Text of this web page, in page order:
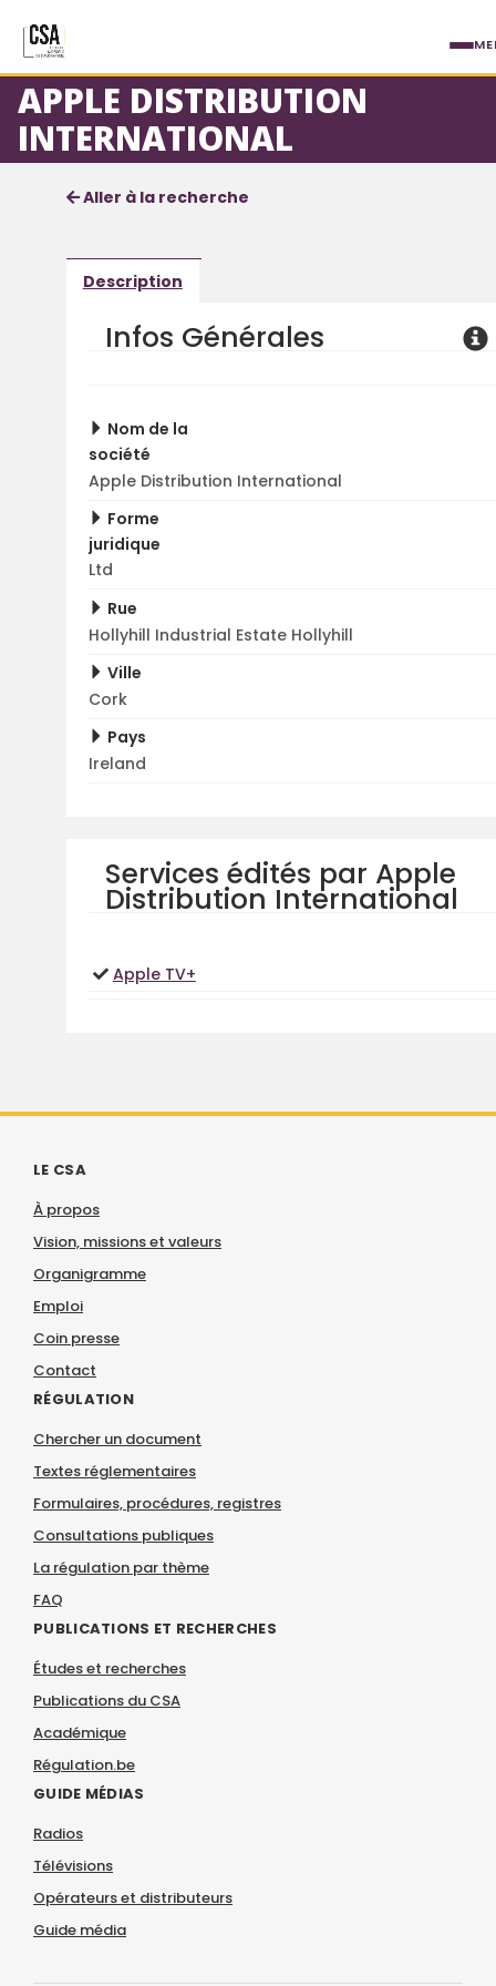
APPLE DISTRIBUTION
INTERNATIONAL
Fiche société
Informations détaillées
Aller à la recherche
Description
Infos Générales
Nom de la
société
Apple Distribution International
Forme
juridique
Ltd
Rue
Hollyhill Industrial Estate Hollyhill
Ville
Cork
Pays
Ireland
Services édités par Apple
Distribution International
Apple TV+
LE CSA
À propos
Vision, missions et valeurs
Organigramme
Emploi
Coin presse
Contact
RÉGULATION
Chercher un document
Textes réglementaires
Formulaires, procédures, registres
Consultations publiques
La régulation par thème
FAQ
PUBLICATIONS ET RECHERCHES
Études et recherches
Publications du CSA
Académique
Régulation.be
GUIDE MÉDIAS
Radios
Télévisions
Opérateurs et distributeurs
Guide média